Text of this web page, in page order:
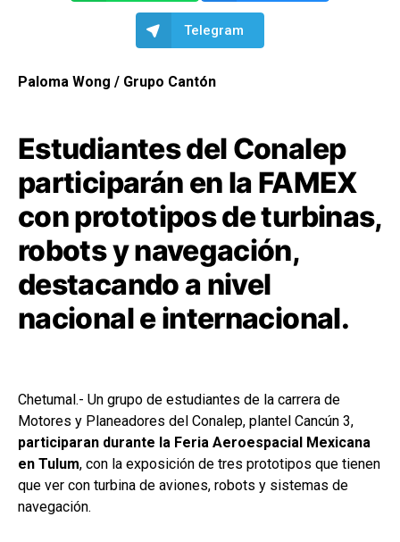
Telegram
Paloma Wong / Grupo Cantón
Estudiantes del Conalep
participarán en la FAMEX
con prototipos de turbinas,
robots y navegación,
destacando a nivel
nacional e internacional.
Chetumal.- Un grupo de estudiantes de la carrera de
Motores y Planeadores del Conalep, plantel Cancún 3,
participaran durante la Feria Aeroespacial Mexicana
en Tulum, con la exposición de tres prototipos que tienen
que ver con turbina de aviones, robots y sistemas de
navegación.